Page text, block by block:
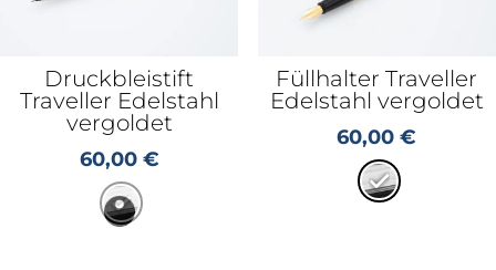
Druckbleistift
Traveller Edelstahl
vergoldet
60,00 €
Füllhalter Traveller
Edelstahl vergoldet
60,00€